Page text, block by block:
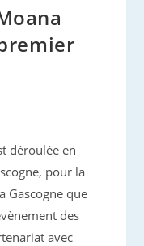
déroulée en
pour la
Gascogne que
des
avec